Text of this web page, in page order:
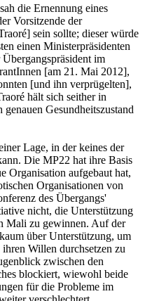
die Ernennung eines
Vorsitzende der
sein sollte; dieser würde
einen Ministerpräsidenten
im
[am 21. Mai 2012],
[und ihn verprügelten],
hält sich seither in
Gesundheitszustand
Lage, in der keines der
Die MP22 hat ihre Basis
Organisation aufgebaut hat,
Organisationen von
des Übergangs'
nicht, die Unterstützung
Mali zu gewinnen. Auf der
über Unterstützung, um
Willen durchsetzen zu
zwischen den
blockiert, wiewohl beide
für die Probleme im